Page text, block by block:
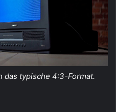
das typische 4:3-Format.